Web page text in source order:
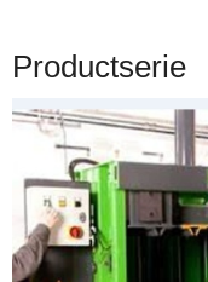
Productserie